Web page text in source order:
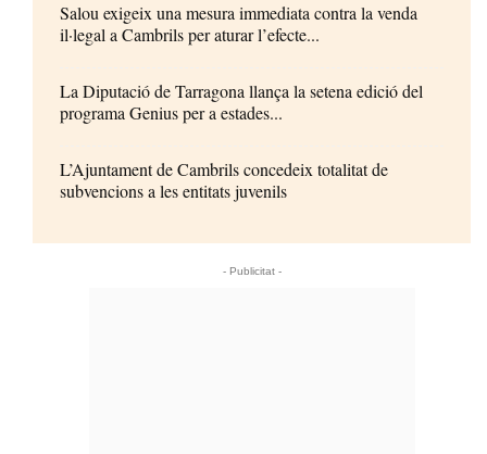
Salou exigeix una mesura immediata contra la venda
il·legal a Cambrils per aturar l’efecte...
La Diputació de Tarragona llança la setena edició del
programa Genius per a estades...
L’Ajuntament de Cambrils concedeix totalitat de
subvencions a les entitats juvenils
- Publicitat -